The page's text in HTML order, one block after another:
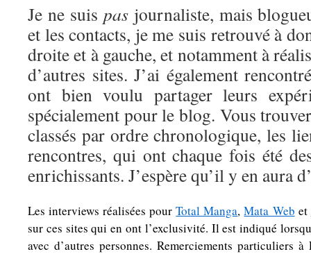
Je ne suis pasjournaliste, mais
et les contacts, je me suis retrouvé à
droite et à gauche, et notamment à
d’autres sites. J’ai également
ont bien voulu partager leurs
spécialement pour le blog. Vous
classés par ordre chronologique, les
rencontres, qui ont chaque fois été
enrichissants. J’espère qu’il y en aura
Les interviews réalisées pourTotal Manga,Mata Web et
sur ces sites qui en ont l’exclusivité. Il est indiqué
avec d’autres personnes. Remerciements particuliers